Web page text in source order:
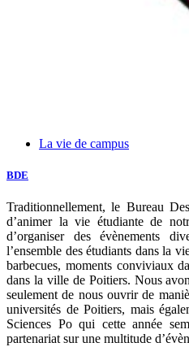
La vie de campus
BDE
Traditionnellement, le Bureau
d’animer la vie étudiante de
d’organiser des évènements
l’ensemble des étudiants dans la
barbecues, moments conviviaux
dans la ville de Poitiers. Nous
seulement de nous ouvrir de
universités de Poitiers, mais
Sciences Po qui cette année
partenariat sur une multitude